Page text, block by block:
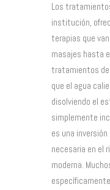
Los
institución,
terapias que
masajes hasta
tratamientos de
que el agua
disolviendo el
simplemente
es una
necesaria en el
moderna.